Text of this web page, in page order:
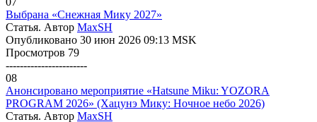
Выбрана «Снежная Мику 2027»
Статья. Автор MaxSH
Опубликовано 30 июн 2026 09:13 MSK
Просмотров 79
-----------------------
08
Анонсировано мероприятие «Hatsune Miku: YOZORA
PROGRAM 2026» (Хацунэ Мику: Ночное небо 2026)
Статья. Автор MaxSH